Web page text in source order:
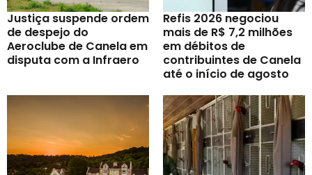
Justiça suspende ordem
de despejo do
Aeroclube de Canela em
disputa com a Infraero
Refis 2026 negociou
mais de R$ 7,2 milhões
em débitos de
contribuintes de Canela
até o início de agosto